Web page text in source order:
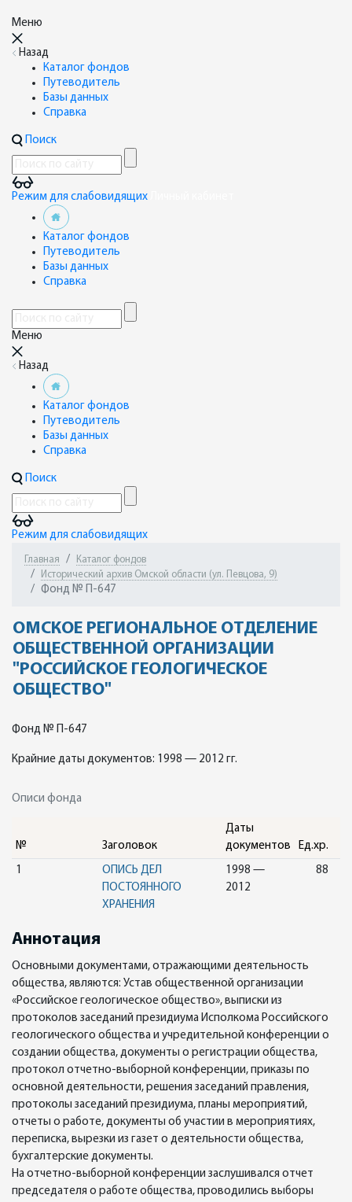
Меню
Назад
Каталог фондов
Путеводитель
Базы данных
Справка
Поиск
Режим для слабовидящих
Каталог фондов
Путеводитель
Базы данных
Справка
Меню
Назад
Каталог фондов
Путеводитель
Базы данных
Справка
Поиск
Режим для слабовидящих
Главная
Каталог фондов
Исторический архив Омской области (ул. Певцова, 9)
Фонд № П-647
ОМСКОЕ РЕГИОНАЛЬНОЕ ОТДЕЛЕНИЕ
ОБЩЕСТВЕННОЙ ОРГАНИЗАЦИИ
"РОССИЙСКОЕ ГЕОЛОГИЧЕСКОЕ
ОБЩЕСТВО"
Фонд № П-647
Крайние даты документов: 1998 — 2012 гг.
Описи фонда
№ Заголовок
Даты
документов
Ед.хр.
1
ОПИСЬ ДЕЛ
ПОСТОЯННОГО
ХРАНЕНИЯ
1998 —
2012
88
Аннотация
Основными документами, отражающими деятельность
общества, являются: Устав общественной организации
«Российское геологическое общество», выписки из
протоколов заседаний президиума Исполкома Российского
геологического общества и учредительной конференции о
создании общества, документы о регистрации общества,
протокол отчетно-выборной конференции, приказы по
основной деятельности, решения заседаний правления,
протоколы заседаний президиума, планы мероприятий,
отчеты о работе, документы об участии в мероприятиях,
переписка, вырезки из газет о деятельности общества,
бухгалтерские документы.
На отчетно-выборной конференции заслушивался отчет
председателя о работе общества, проводились выборы